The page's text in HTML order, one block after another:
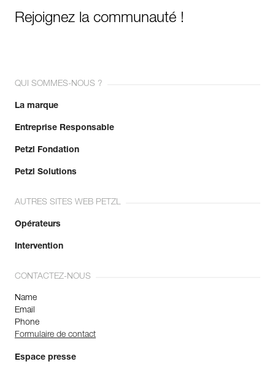
Rejoignez la communauté !
QUI SOMMES-NOUS ?
La marque
Entreprise Responsable
Petzl Fondation
Petzl Solutions
AUTRES SITES WEB PETZL
Opérateurs
Intervention
CONTACTEZ-NOUS
Name
Email
Phone
Formulaire de contact
Espace presse